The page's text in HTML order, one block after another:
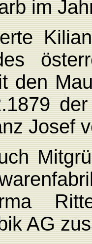
im
den
Josef
AG